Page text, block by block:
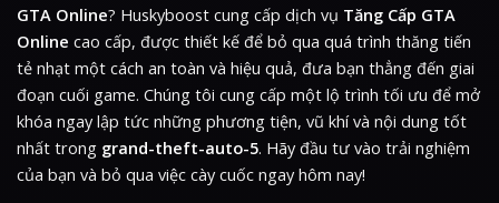
GTA Online? Huskyboost cung cấp dịch vụ Tăng Cấp GTA
Online cao cấp, được thiết kế để bỏ qua quá trình thăng tiến
tẻ nhạt một cách an toàn và hiệu quả, đưa bạn thẳng đến giai
đoạn cuối game. Chúng tôi cung cấp một lộ trình tối ưu để mở
khóa ngay lập tức những phương tiện, vũ khí và nội dung tốt
nhất trong grand-theft-auto-5. Hãy đầu tư vào trải nghiệm
của bạn và bỏ qua việc cày cuốc ngay hôm nay!